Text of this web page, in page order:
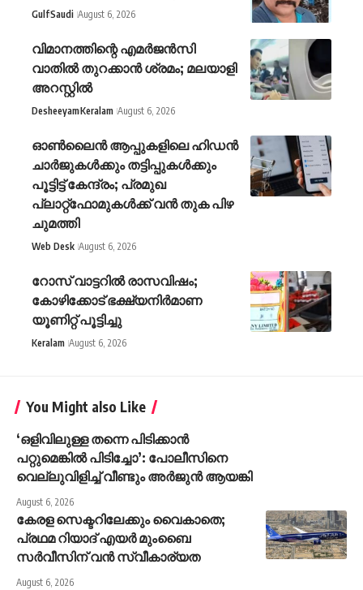
GulfSaudi August 6, 2026
വിമാനത്തിന്റെ എമർജൻസി
വാതിൽ തുറക്കാൻ ശ്രമം; മലയാളി
അറസ്റ്റിൽ
DesheeyamKeralam August 6, 2026
ഓൺലൈൻ ആപ്പുകളിലെ ഹിഡൻ
ചാർജുകൾക്കും തട്ടിപ്പുകൾക്കും
പൂട്ടിട്ട് കേന്ദ്രം; പ്രമുഖ
പ്ലാറ്റ്‌ഫോമുകൾക്ക് വൻ തുക പിഴ
ചുമത്തി
Web Desk August 6, 2026
റോസ് വാട്ടറില്‍ രാസവിഷം;
കോഴിക്കോട് ഭക്ഷ്യനിര്‍മാണ
യൂണിറ്റ് പൂട്ടിച്ചു
Keralam August 6, 2026
You Might also Like
‘ഒളിവിലുള്ള തന്നെ പിടിക്കാൻ
പറ്റുമെങ്കിൽ പിടിച്ചോ’: പോലീസിനെ
വെല്ലുവിളിച്ച് വീണ്ടും അർജുൻ ആയങ്കി
August 6, 2026
കേരള സെക്ടറിലേക്കും വൈകാതെ;
പ്രഥമ റിയാദ് എയർ മുംബൈ
സർവീസിന് വൻ സ്വീകാര്യത
August 6, 2026